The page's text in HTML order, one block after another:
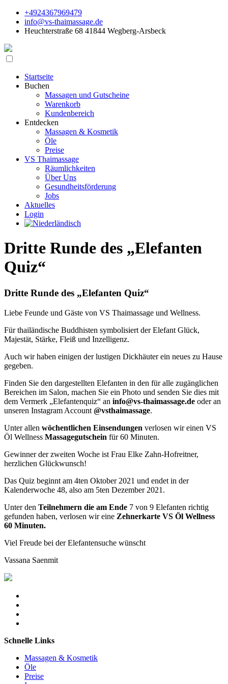
+4924367969479
info@vs-thaimassage.de
Heuchterstraße 68 41844 Wegberg-Arsbeck
Startseite
Buchen
Massagen und Gutscheine
Warenkorb
Kundenbereich
Entdecken
Massagen & Kosmetik
Öle
Preise
VS Thaimassage
Räumlichkeiten
Über Uns
Gesundheitsförderung
Jobs
Aktuelles
Login
Dritte Runde des „Elefanten
Quiz“
Dritte Runde des „Elefanten Quiz“
Liebe Feunde und Gäste von VS Thaimassage und Wellness.
Für thailändische Buddhisten symbolisiert der Elefant Glück,
Majestät, Stärke, Fleiß und Inzelligenz.
Auch wir haben einigen der lustigen Dickhäuter ein neues zu Hause
gegeben.
Finden Sie den dargestellten Elefanten in den für alle zugänglichen
Bereichen im Salon, machen Sie ein Photo und senden Sie dies mit
dem Vermerk „Elefantenquiz“ an info@vs-thaimassage.de oder an
unseren Instagram Account @vsthaimassage.
Unter allen wöchentlichen Einsendungen verlosen wir einen VS
Öl Wellness Massagegutschein für 60 Minuten.
Gewinner der zweiten Woche ist Frau Elke Zahn-Hofreitner,
herzlichen Glückwunsch!
Das Quiz beginnt am 4ten Oktober 2021 und endet in der
Kalenderwoche 48, also am 5ten Dezember 2021.
Unter den Teilnehmern die am Ende 7 von 9 Elefanten richtig
gefunden haben, verlosen wir eine Zehnerkarte VS Öl Wellness
60 Minuten.
Viel Freude bei der Elefantensuche wünscht
Vassana Saenmit
Schnelle Links
Massagen & Kosmetik
Öle
Preise